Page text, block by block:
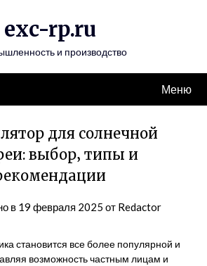
exc-rp.ru
и производство
Меню
для солнечной
выбор‚ типы и
в 19 февраля 2025 от Redactor
становится все более популярной и
возможность частным лицам и